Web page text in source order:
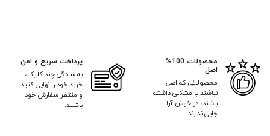
محصولات 100%
اصل
محصولاتی که اصل
نباشند یا مشکلی داشته
باشند، در خوش آرا
جایی ندارند.
پرداخت سریع و امن
به سادگی چند کلیک،
خرید خود را نهایی کنید
و منتظر سفارش خود
باشید.